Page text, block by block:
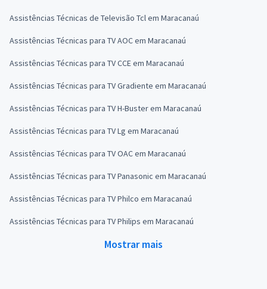
Assistências Técnicas de Televisão Tcl em Maracanaú
Assistências Técnicas para TV AOC em Maracanaú
Assistências Técnicas para TV CCE em Maracanaú
Assistências Técnicas para TV Gradiente em Maracanaú
Assistências Técnicas para TV H-Buster em Maracanaú
Assistências Técnicas para TV Lg em Maracanaú
Assistências Técnicas para TV OAC em Maracanaú
Assistências Técnicas para TV Panasonic em Maracanaú
Assistências Técnicas para TV Philco em Maracanaú
Assistências Técnicas para TV Philips em Maracanaú
Mostrar mais